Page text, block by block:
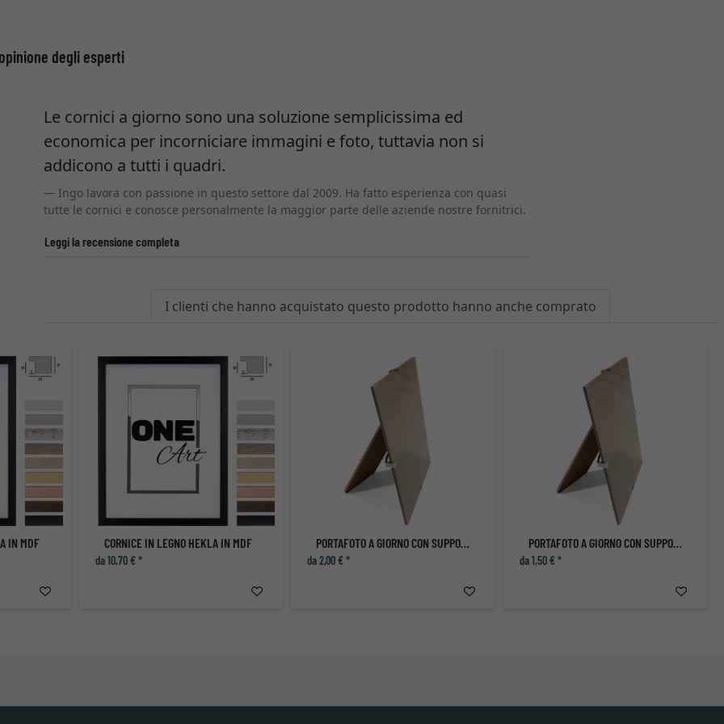
degli esperti
Le cornici a giorno sono una soluzione semplicissima ed
economica per incorniciare immagini e foto, tuttavia non si
addicono a tutti i quadri.
Ingo lavora con passione in questo settore dal 2009. Ha fatto esperienza con quasi
tutte le cornici e conosce personalmente la maggior parte delle aziende nostre fornitrici.
Leggi la recensione completa
I clienti che hanno acquistato questo prodotto hanno anche comprato
IN MDF CORNICE IN LEGNO HEKLA IN MDF
da 10,70 € *
PORTAFOTO A GIORNO CON SUPPORTO
da 2,00 € *
PORTAFOTO A GIORNO CON SUPPORTO
da 1,50 € *